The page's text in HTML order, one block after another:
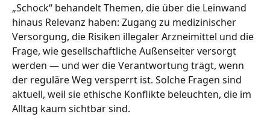
„Schock“ behandelt Themen, die über die Leinwand
hinaus Relevanz haben: Zugang zu medizinischer
Versorgung, die Risiken illegaler Arzneimittel und die
Frage, wie gesellschaftliche Außenseiter versorgt
werden — und wer die Verantwortung trägt, wenn
der reguläre Weg versperrt ist. Solche Fragen sind
aktuell, weil sie ethische Konflikte beleuchten, die im
Alltag kaum sichtbar sind.